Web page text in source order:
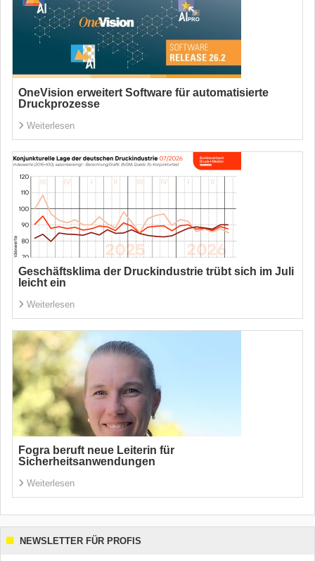
OneVision erweitert Software für automatisierte
Druckprozesse
Weiterlesen
Geschäftsklima der Druckindustrie trübt sich im Juli
leicht ein
Weiterlesen
Fogra beruft neue Leiterin für
Sicherheitsanwendungen
Weiterlesen
NEWSLETTER FÜR PROFIS